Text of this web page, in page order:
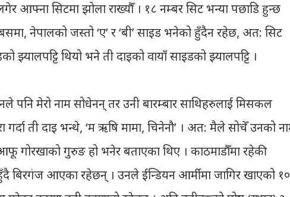
आफ्ना सिटमा झोला राख्यौँ । १८ नम्बर सिट भन्या पछाडि हुन्छ
नेपालको जस्तो ‘ए’ र ‘बी’ साइड भनेको हुँदैन रहेछ, अत: सिट
झ्यालपट्टि थियो भने ती दाइको वायाँ साइडको झ्यालपट्टि ।
पनि मेरो नाम सोधेनन् तर उनी बारम्बार साथिहरुलाई मिसकल
ती दाइ भन्थे, ‘म ऋषि मामा, चिनेनौ’ । अत: मैले सोचेँ उनको
गुरुङ हो भनेर बताएका थिए । काठमाडौँमा रहेकी
हुँदै बिरगंज आएका रहेछन् । उनले ईन्डियन आर्मीमा जागिर खाएको १०